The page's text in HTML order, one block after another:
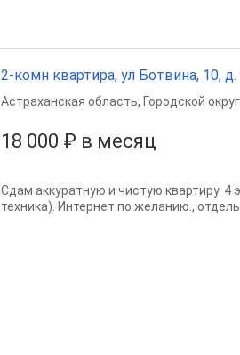
2-комн квартира, ул Ботвина, 10,
18 000 ₽ в месяц
Астраханская область, Городской
Сдам аккуратную и чистую квартиру.
техника). Интернет по желанию.,